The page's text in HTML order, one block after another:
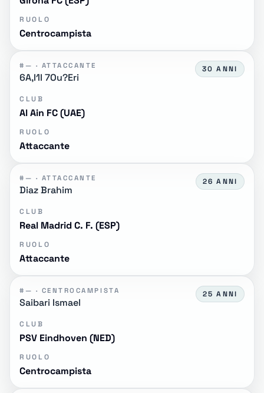
RUOLO
Centrocampista
#— · ATTACCANTE
6A,I1I 7Ou?Eri
30 ANNI
CLUB
Al Ain FC (UAE)
RUOLO
Attaccante
#— · ATTACCANTE
Diaz Brahim
26 ANNI
CLUB
Real Madrid C. F. (ESP)
RUOLO
Attaccante
#— · CENTROCAMPISTA
Saibari Ismael
25 ANNI
CLUB
PSV Eindhoven (NED)
RUOLO
Centrocampista